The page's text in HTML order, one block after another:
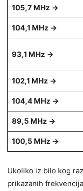
105,7 MHz →
104,1 MHz →
93,1 MHz →
102,1 MHz →
104,4 MHz →
89,5 MHz →
100,5 MHz →
Ukoliko iz bilo kog
prikazanih